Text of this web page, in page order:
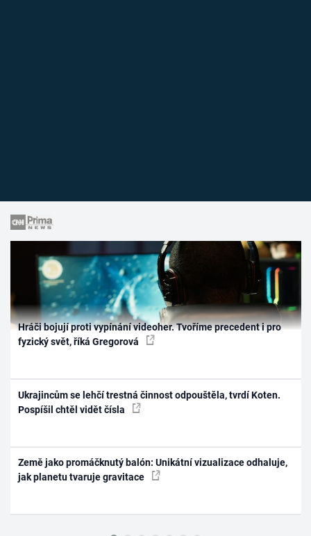
Hráči bojují proti vypínání videoher. Tvoříme precedent i pro
fyzický svět, říká Gregorová
Ukrajincům se lehčí trestná činnost odpouštěla, tvrdí Koten.
Pospíšil chtěl vidět čísla
Země jako promáčknutý balón: Unikátní vizualizace odhaluje,
jak planetu tvaruje gravitace